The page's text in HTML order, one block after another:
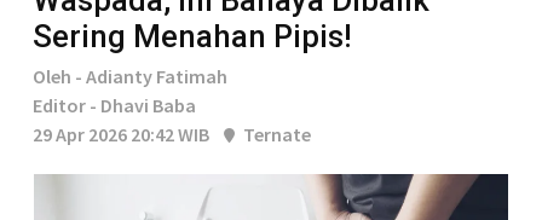
Sering Menahan Pipis!
Oleh - Adianty Fatimah
Editor - Dhavi Baba
29 Apr 2026 20:42 WIB
Ternate